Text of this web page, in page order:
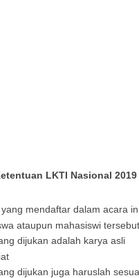
LKTI Nasional 2019
mendaftar dalam acara
ataupun mahasiswi
dijukan adalah karya asli
dijukan juga haruslah